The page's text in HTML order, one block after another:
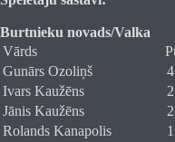
Burtnieku novads/Valka
Vārds
Gunārs Ozoliņš
Ivars Kaužēns
Jānis Kaužēns
Rolands Kanapolis